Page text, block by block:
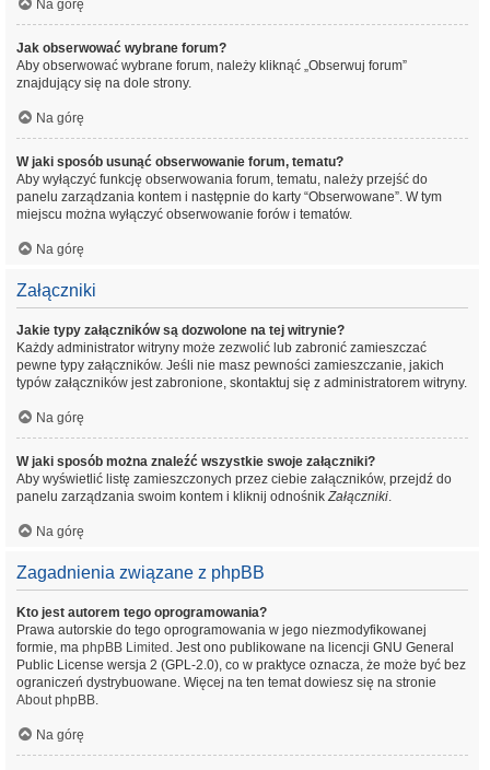
Na górę
Jak obserwować wybrane forum?
Aby obserwować wybrane forum, należy kliknąć „Obserwuj forum”
znajdujący się na dole strony.
Na górę
W jaki sposób usunąć obserwowanie forum, tematu?
Aby wyłączyć funkcję obserwowania forum, tematu, należy przejść do
panelu zarządzania kontem i następnie do karty “Obserwowane”. W tym
miejscu można wyłączyć obserwowanie forów i tematów.
Na górę
Załączniki
Jakie typy załączników są dozwolone na tej witrynie?
Każdy administrator witryny może zezwolić lub zabronić zamieszczać
pewne typy załączników. Jeśli nie masz pewności zamieszczanie, jakich
typów załączników jest zabronione, skontaktuj się z administratorem witryny.
Na górę
W jaki sposób można znaleźć wszystkie swoje załączniki?
Aby wyświetlić listę zamieszczonych przez ciebie załączników, przejdź do
panelu zarządzania swoim kontem i kliknij odnośnikZałączniki.
Na górę
Zagadnienia związane z phpBB
Kto jest autorem tego oprogramowania?
Prawa autorskie do tego oprogramowania w jego niezmodyfikowanej
formie, ma phpBB Limited . Jest ono publikowane na licencji GNU General
Public License wersja 2 (GPL-2.0), co w praktyce oznacza, że może być bez
ograniczeń dystrybuowane. Więcej na ten temat dowiesz się na stronie
About phpBB.
Na górę